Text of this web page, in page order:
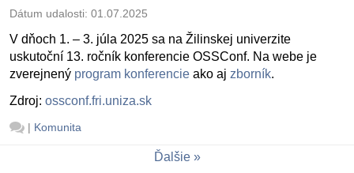
Dátum udalosti: 01.07.2025
V dňoch 1. – 3. júla 2025 sa na Žilinskej univerzite
uskutoční 13. ročník konferencie OSSConf. Na webe je
zverejnený program konferencie ako aj zborník.
Zdroj: ossconf.fri.uniza.sk
| Komunita
Ďalšie